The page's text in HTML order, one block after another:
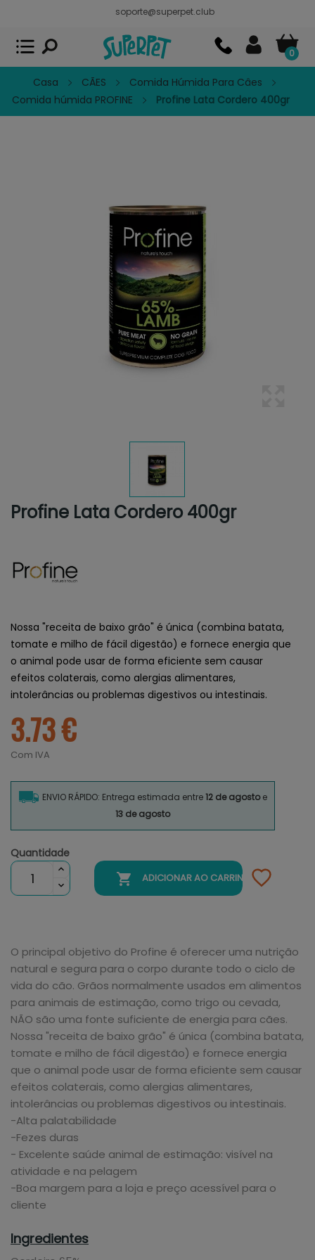
soporte@superpet.club
0
Casa CÃES
Comida Húmida Para Câes
Comida húmida PROFINE
Profine Lata Cordero 400gr
Profine Lata Cordero 400gr
Nossa "receita de baixo grão" é única (combina batata,
tomate e milho de fácil digestão) e fornece energia que
o animal pode usar de forma eficiente sem causar
efeitos colaterais, como alergias alimentares,
intolerâncias ou problemas digestivos ou intestinais.
3.73 €
Com IVA
ENVIO RÁPIDO: Entrega estimada entre12 de agostoe
13 de agosto
Quantidade
 ADICIONAR AO CARRINHO
O principal objetivo do Profine é oferecer uma nutrição
natural e segura para o corpo durante todo o ciclo de
vida do cão. Grãos normalmente usados em alimentos
para animais de estimação, como trigo ou cevada,
NÃO são uma fonte suficiente de energia para cães.
Nossa "receita de baixo grão" é única (combina batata,
tomate e milho de fácil digestão) e fornece energia
que o animal pode usar de forma eficiente sem causar
efeitos colaterais, como alergias alimentares,
intolerâncias ou problemas digestivos ou intestinais.
-Alta palatabilidade
-Fezes duras
- Excelente saúde animal de estimação: visível na
atividade e na pelagem
-Boa margem para a loja e preço acessível para o
cliente
Ingredientes
Superpet, comida para mascotas
APP GRATIS - En Google Play